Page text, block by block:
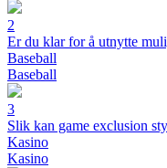
2
Er du klar for å utnytte
Baseball
Baseball
3
Slik kan game exclusion
Kasino
Kasino